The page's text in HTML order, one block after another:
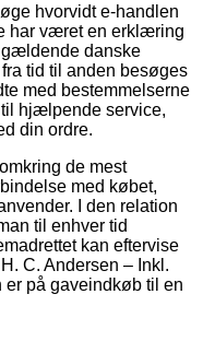
hvorvidt e-handlen
har været en erklæring
gældende danske
tid til anden besøges
med bestemmelserne
hjælpende service,
din ordre.
de mest
med købet,
I den relation
til enhver tid
kan eftervise
C. Andersen – Inkl.
på gaveindkøb til en